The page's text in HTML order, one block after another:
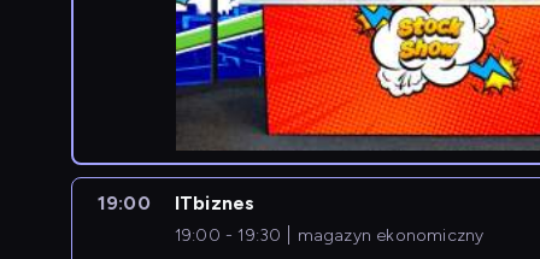
19:00 ITbiznes
19:00 - 19:30
magazyn ekonomiczny